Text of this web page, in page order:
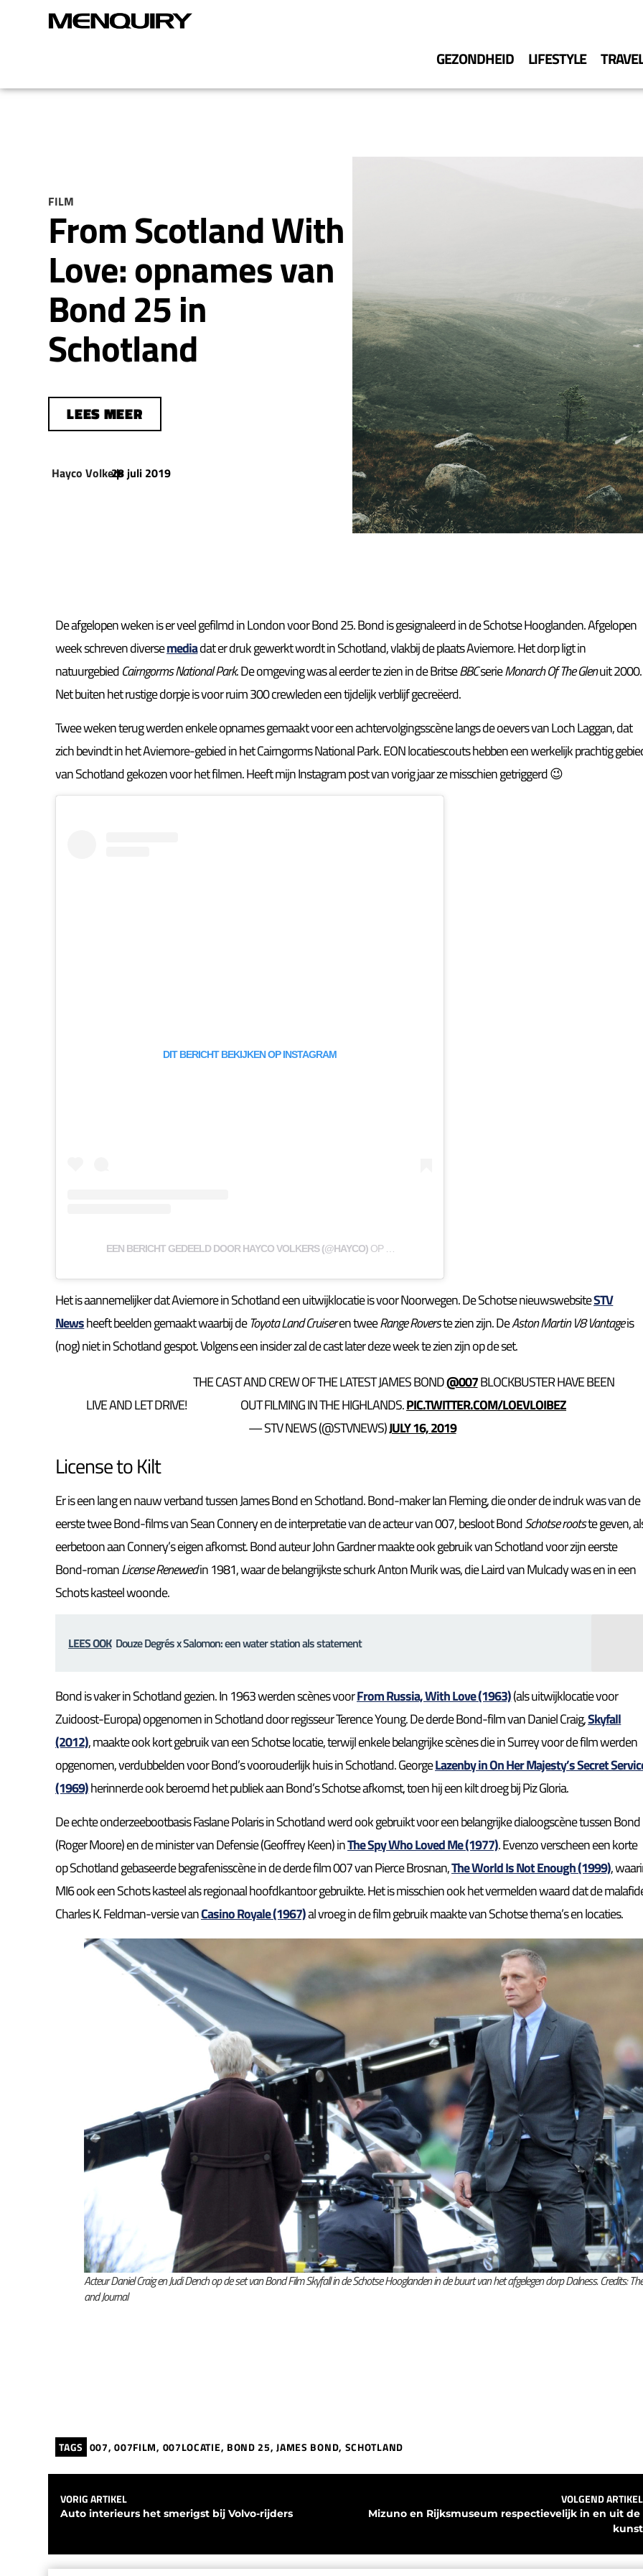
GEZONDHEID LIFESTYLE TRAVEL
FILM
From Scotland With
Love: opnames van
Bond 25 in
Schotland
LEES MEER
Hayco Volkers
|
28 juli 2019
De afgelopen weken is er veel gefilmd in London voor Bond 25. Bond is gesignaleerd in de Schotse Hooglanden. Afgelopen
week schreven diversemediadat er druk gewerkt wordt in Schotland, vlakbij de plaats Aviemore. Het dorp ligt in
natuurgebiedCairngorms National Park. De omgeving was al eerder te zien in de BritseBBCserieMonarch Of The Glenuit 2000.
Net buiten het rustige dorpje is voor ruim 300 crewleden een tijdelijk verblijf gecreëerd.
Twee weken terug werden enkele opnames gemaakt voor een achtervolgingsscène langs de oevers van Loch Laggan, dat
zich bevindt in het Aviemore-gebied in het Cairngorms National Park.EON locatiescouts hebben een werkelijk prachtig
van Schotland gekozen voor het filmen. Heeft mijn Instagram post van vorig jaar ze misschien getriggerd 😉
DIT BERICHT BEKIJKEN OP INSTAGRAM
EEN BERICHT GEDEELD DOOR HAYCO VOLKERS (@HAYCO)OP
Het is aannemelijker dat Aviemore in Schotland een uitwijklocatie is voor Noorwegen. De Schotse nieuwswebsiteSTV
Newsheeft beelden gemaakt waarbij deToyota Land Cruiseren tweeRange Roverste zien zijn. DeAston Martin V8 Vantageis
(nog) niet in Schotland gespot. Volgens een insider zal de cast later deze week te zien zijn op de set.
LIVE AND LET DRIVE!
THE CAST AND CREW OF THE LATEST JAMES BOND@007BLOCKBUSTER HAVE BEEN
OUT FILMING IN THE HIGHLANDS.PIC.TWITTER.COM/LOEVLOIBEZ
— STV NEWS (@STVNEWS)JULY 16, 2019
License to Kilt
Er is een lang en nauw verband tussen James Bond en Schotland. Bond-maker Ian Fleming, die onder de indruk was van de
eerste twee Bond-films van Sean Connery en de interpretatie van de acteur van 007, besloot BondSchotse rootste geven,
eerbetoon aan Connery’s eigen afkomst. Bond auteur John Gardner maakte ook gebruik van Schotland voor zijn eerste
Bond-romanLicense Renewedin 1981, waar de belangrijkste schurk Anton Murik was, die Laird van Mulcady was en in een
Schots kasteel woonde.
LEES OOK Douze Degrés x Salomon: een water station als statement
Bond is vaker in Schotland gezien. In 1963 werden scènes voorFrom Russia, With Love (1963)(als uitwijklocatie voor
Zuidoost-Europa) opgenomen in Schotland door regisseur Terence Young. De derde Bond-film van Daniel Craig,Skyfall
(2012), maakte ook kort gebruik van een Schotse locatie, terwijl enkele belangrijke scènes die in Surrey voor de film werden
opgenomen, verdubbelden voor Bond’s voorouderlijk huis in Schotland. GeorgeLazenby in On Her Majesty’s Secret
(1969)herinnerde ook beroemd het publiek aan Bond’s Schotse afkomst, toen hij een kilt droeg bij Piz Gloria.
De echte onderzeebootbasis Faslane Polaris in Schotland werd ook gebruikt voor een belangrijke dialoogscène tussen Bond
(Roger Moore) en de minister van Defensie (Geoffrey Keen) inThe Spy Who Loved Me (1977). Evenzo verscheen een korte
op Schotland gebaseerde begrafenisscène in de derde film 007 van Pierce Brosnan,The World Is Not Enough (1999),
MI6 ook een Schots kasteel als regionaal hoofdkantoor gebruikte. Het is misschien ook het vermelden waard dat de
Charles K. Feldman-versie vanCasino Royale (1967)al vroeg in de film gebruik maakte van Schotse thema’s en locaties.
Acteur Daniel Craig en Judi Dench op de set van Bond Film Skyfall in de Schotse Hooglanden in de buurt van het afgelegen dorp Dalness. Credits:
and Journal
TAGS 007,007FILM, 007LOCATIE, BOND 25,JAMES BOND, SCHOTLAND
VORIG ARTIKEL
Auto interieurs het smerigst bij Volvo-rijders
VOLGEND ARTIKEL
Mizuno en Rijksmuseum respectievelijk in en uit de
kunst